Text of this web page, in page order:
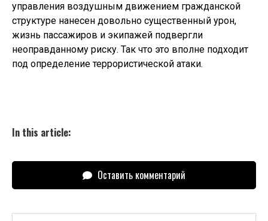
управления воздушным движением гражданской
структуре нанесен довольно существенный урон,
жизнь пассажиров и экипажей подвергли
неоправданному риску. Так что это вполне подходит
под определение террористической атаки.
In this article:
Оставить комментарий